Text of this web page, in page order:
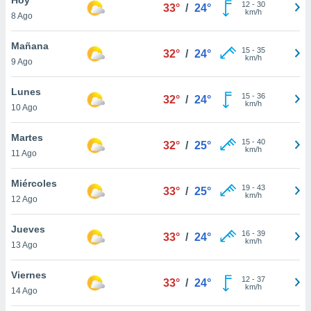
en
más
nuestra
de
cookies
aceptar
8 Ago
33° / 24° 12- 30
km/h
Mañana
9 Ago
32° / 24° 15- 35
km/h
Lunes
10 Ago
32° / 24° 15- 36
km/h
Martes
11 Ago
32° / 25° 15- 40
km/h
Miércoles
12 Ago
33° / 25° 19- 43
km/h
Jueves
13 Ago
33° / 24° 16- 39
km/h
Viernes
14 Ago
33° / 24° 12- 37
km/h